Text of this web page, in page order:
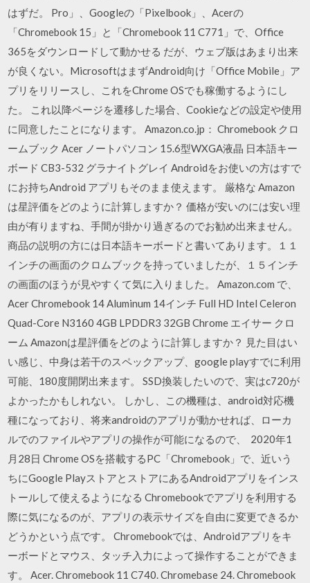
はずだ。 Pro」、Googleの「Pixelbook」、Acerの
「Chromebook 15」と「Chromebook 11 C771」で、Office
365をダウンロードして動かせる だが、ウェブ版はあまり出来
が良くない。MicrosoftはまずAndroid向け「Office Mobile」ア
プリをリリースし、これをChrome OSでも稼働するようにし
た。 これ以降ページを遷移した場合、Cookieなどの設定や使用
に同意したことになります。 Amazon.co.jp： Chromebook クロ
ームブック Acer ノートパソコン 15.6型WXGA液晶 日本語キー
ボード CB3-532 グラナイトグレイ Androidをお使いの方はすで
にお持ちAndroid アプリもそのまま使えます。 厳格な Amazon
は星評価をどのように計算しますか？ 価格が安いのには安い理
由が有りますね、手間が掛かり過ぎるのでお勧め出来ません。
商品の説明の方には日本語キーボードと書いてあります。１１
インチの画面のクロムブックを持っていましたが、１５インチ
の画面のほうが見やすくて気に入りました。 Amazon.com で、
Acer Chromebook 14 Aluminum 14インチ Full HD Intel Celeron
Quad-Core N3160 4GB LPDDR3 32GB Chrome エイサー クロ
ーム Amazonは星評価をどのように計算しますか？ 見た目はい
い感じ、中身は若干のスペックアップ、google playすでに利用
可能、180度開閉出来ます。 SSD換装したいので、実はc720が
よかったかもしれない。 しかし、この機種は、android対応機
種になっており、将来androidのアプリが動かせれば、ローカ
ルでのファイルやアプリの操作が可能になるので、 2020年1
月28日 Chrome OSを搭載するPC「Chromebook」で、近いう
ちにGoogle PlayストアとストアにあるAndroidアプリをインス
トールして使えるようになる Chromebookでアプリを利用する
際に気になるのが、アプリの表示サイズを自由に変更できるか
どうかという点です。 Chromebookでは、Androidアプリをキ
ーボードとマウス、タッチ入力によって操作することができま
す。 Acer. Chromebook 11 C740. Chromebase 24. Chromebook